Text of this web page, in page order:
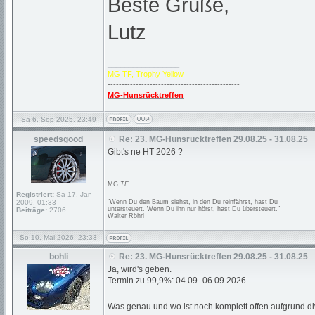
Lutz
MG TF, Trophy Yellow
-----------------------------------------------
MG-Hunsrücktreffen
Sa 6. Sep 2025, 23:49
speedsgood
Registriert: Sa 17. Jan
2009, 01:33
Beiträge: 2706
Re: 23. MG-Hunsrücktreffen 29.08.25 - 31.08.25
Gibt's ne HT 2026 ?
MG TF
"Wenn Du den Baum siehst, in den Du reinfährst, hast Du
untersteuert. Wenn Du ihn nur hörst, hast Du übersteuert."
Walter Röhrl
So 10. Mai 2026, 23:33
bohli
Re: 23. MG-Hunsrücktreffen 29.08.25 - 31.08.25
Ja, wird's geben.
Termin zu 99,9%: 04.09.-06.09.2026
Was genau und wo ist noch komplett offen aufgrund